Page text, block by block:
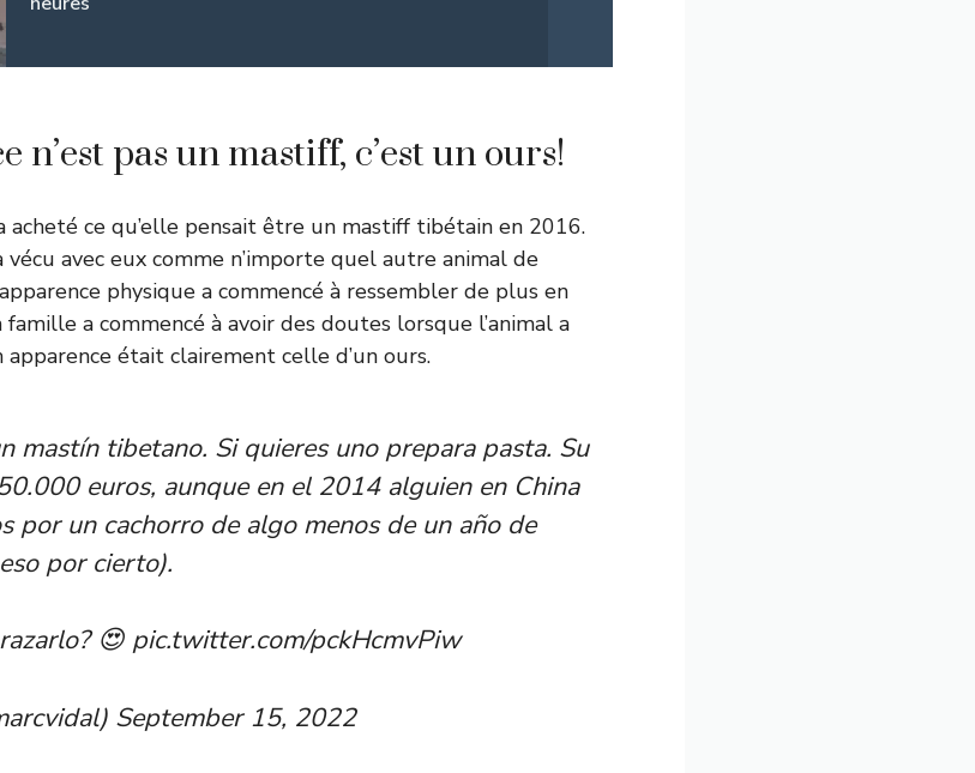
n’est pas un mastiff, c’est un ours!
acheté ce qu’elle pensait être un mastiff tibétain en 2016.
vécu avec eux comme n’importe quel autre animal de
physique a commencé à ressembler de plus en
a commencé à avoir des doutes lorsque l’animal a
était clairement celle d’un ours.
mastín tibetano. Si quieres uno prepara pasta. Su
euros, aunque en el 2014 alguien en China
por un cachorro de algo menos de un año de
por cierto).
😍 pic.twitter.com/pckHcmvPiw
September 15, 2022